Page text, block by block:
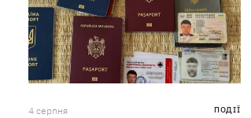
4 серпня ПОДІЇ